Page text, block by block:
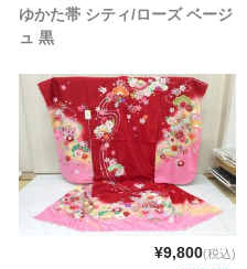
ゆかた帯 シティ/ローズ ベージ
ュ 黒
¥9,800(税込)